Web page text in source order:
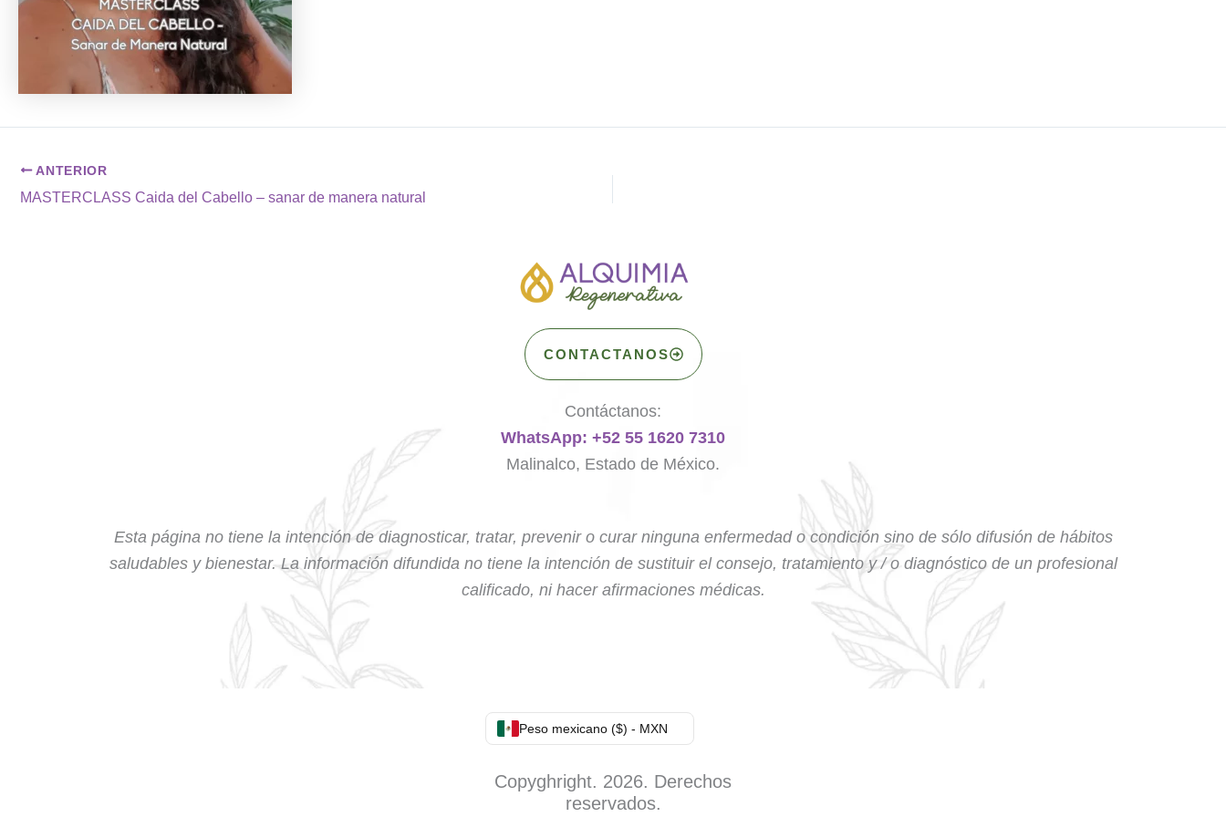
ANTERIOR
MASTERCLASS Caida del Cabello – sanar de manera natural
CONTACTANOS
Contáctanos:
WhatsApp: +52 55 1620 7310
Malinalco, Estado de México.
Esta página no tiene la intención de diagnosticar, tratar, prevenir o curar ninguna enfermedad o condición sino de sólo difusión de hábitos
saludables y bienestar. La información difundida no tiene la intención de sustituir el consejo, tratamiento y / o diagnóstico de un profesional
calificado, ni hacer afirmaciones médicas.
Peso mexicano ($) - MXN
Copyghright. 2026. Derechos
reservados.